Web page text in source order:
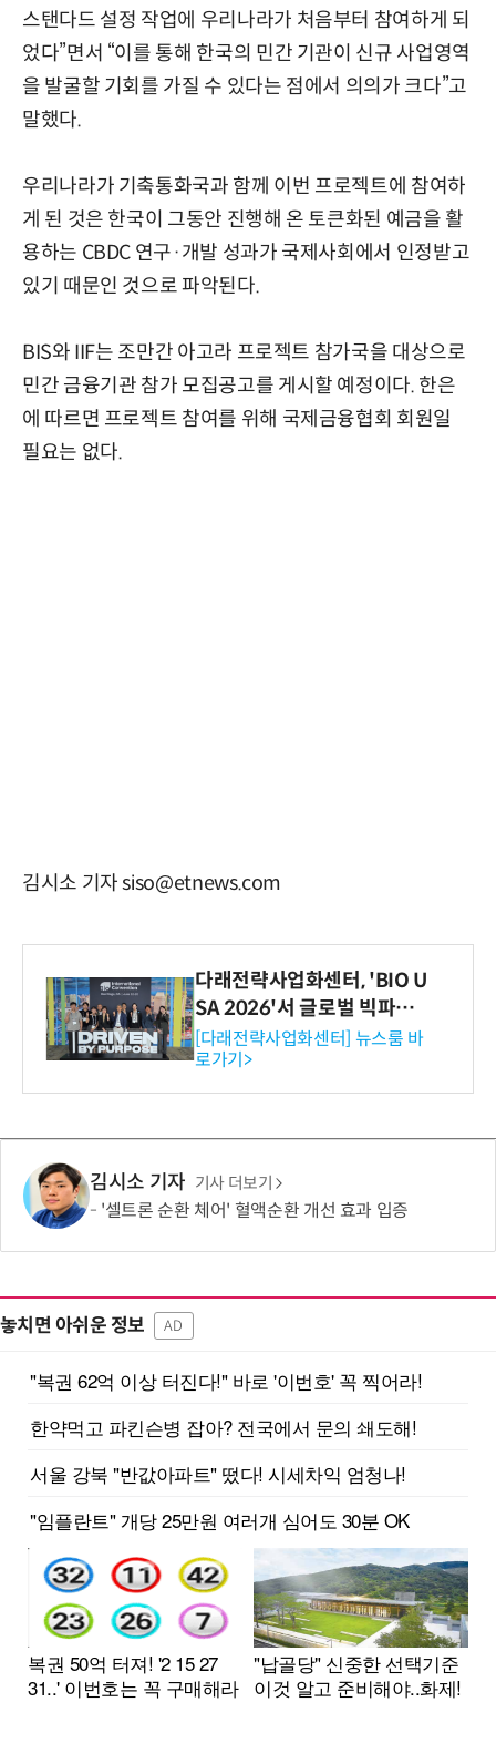
스탠다드 설정 작업에 우리나라가 처음부터 참여하게 되
었다”면서 “이를 통해 한국의 민간 기관이 신규 사업영역
을 발굴할 기회를 가질 수 있다는 점에서 의의가 크다”고
말했다.
우리나라가 기축통화국과 함께 이번 프로젝트에 참여하
게 된 것은 한국이 그동안 진행해 온 토큰화된 예금을 활
용하는 CBDC 연구·개발 성과가 국제사회에서 인정받고
있기 때문인 것으로 파악된다.
BIS와 IIF는 조만간 아고라 프로젝트 참가국을 대상으로
민간 금융기관 참가 모집공고를 게시할 예정이다. 한은
에 따르면 프로젝트 참여를 위해 국제금융협회 회원일
필요는 없다.
김시소 기자 siso@etnews.com
다래전략사업화센터, 'BIO U
SA 2026'서 글로벌 빅파마
와의 비즈니스 미팅 지원…K
-바이오 해외 진출 교두보 확
보
[다래전략사업화센터] 뉴스룸 바
로가기>
김시소 기자 기사 더보기
'셀트론 순환 체어' 혈액순환 개선 효과 입증
놓치면 아쉬운 정보 AD